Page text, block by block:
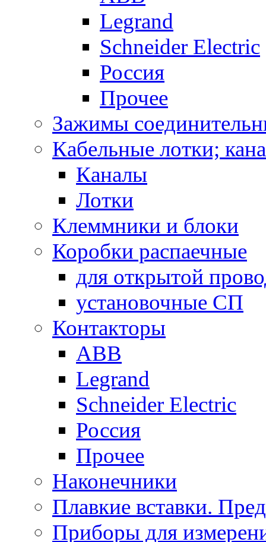
Legrand
Schneider Electric
Россия
Прочее
Зажимы
Кабельные лотки;
Каналы
Лотки
Клеммники и блоки
Коробки распаечные
для открытой
установочные СП
Контакторы
ABB
Legrand
Schneider Electric
Россия
Прочее
Наконечники
Плавкие вставки.
Приборы для